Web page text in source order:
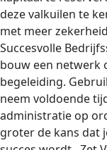
deze valkuilen te
met meer
Succesvolle
bouw een netwerk
begeleiding.
neem voldoende
administratie op
groter de kans dat